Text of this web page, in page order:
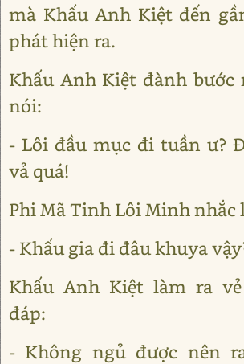
mà Khấu Anh Kiệt đến
phát hiện ra.
Khấu Anh Kiệt đành bước
nói:
- Lôi đầu mục đi tuần ư?
vả quá!
Phi Mã Tinh Lôi Minh nhắc
- Khấu gia đi đâu khuya
Khấu Anh Kiệt làm ra
đáp:
- Không ngủ được nên